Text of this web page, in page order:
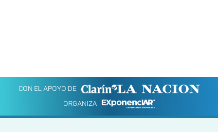
CON EL APOYO DE
ORGANIZA